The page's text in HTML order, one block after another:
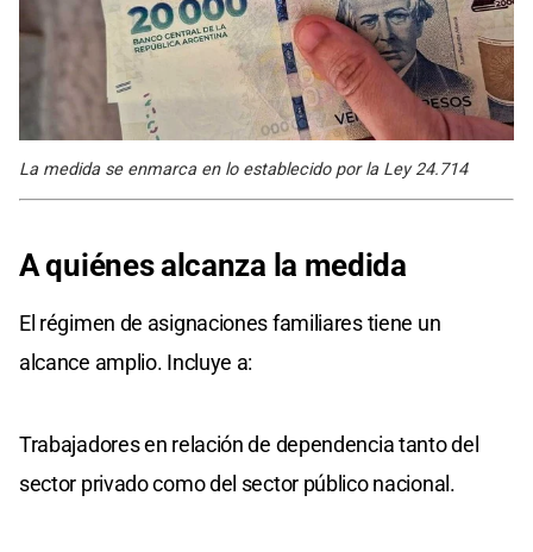
La medida se enmarca en lo establecido por la Ley 24.714
A quiénes alcanza la medida
El régimen de asignaciones familiares tiene un
alcance amplio. Incluye a:
Trabajadores en relación de dependencia tanto del
sector privado como del sector público nacional.